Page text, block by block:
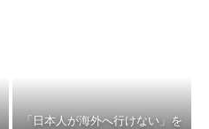
「日本人が海外へ行けない」を